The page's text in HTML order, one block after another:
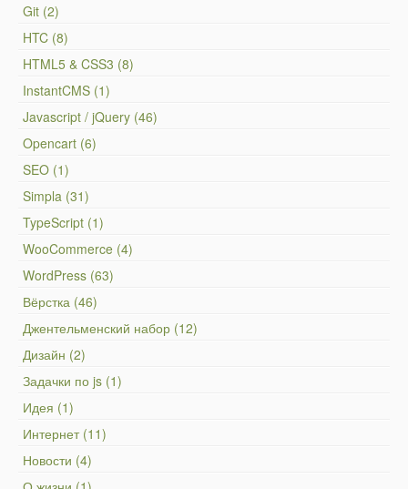
Git (2)
HTC (8)
HTML5 & CSS3 (8)
InstantCMS (1)
Javascript / jQuery (46)
Opencart (6)
SEO (1)
Simpla (31)
TypeScript (1)
WooCommerce (4)
WordPress (63)
Вёрстка (46)
Джентельменский набор (12)
Дизайн (2)
Задачки по js (1)
Идея (1)
Интернет (11)
Новости (4)